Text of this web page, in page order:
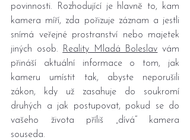
povinnosti. Rozhodující je hlavně to, kam
kamera míří, zda pořizuje záznam a jestli
snímá veřejné prostranství nebo majetek
jiných osob.
Reality Mladá Boleslav vám
přináší aktuální informace o tom, jak
kameru umístit tak, abyste neporušili
zákon, kdy už zasahuje do soukromí
druhých a jak postupovat, pokud se do
vašeho života příliš „dívá“ kamera
souseda.